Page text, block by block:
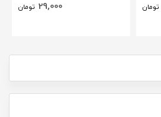
تومان 29,000 تومان